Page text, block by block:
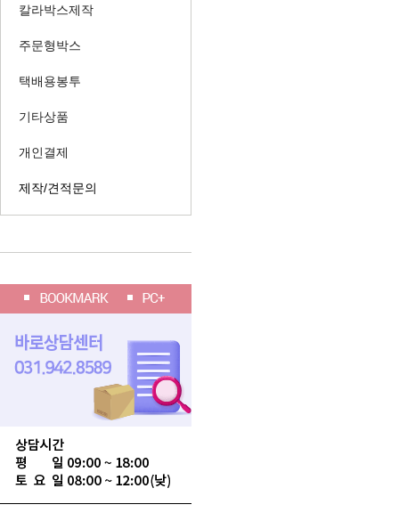
칼라박스제작
주문형박스
택배용봉투
기타상품
개인결제
제작/견적문의